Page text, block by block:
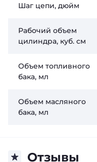
Шаг цепи, дюйм
Рабочий объем
цилиндра, куб. см
Объем топливного
бака, мл
Объем масляного
бака, мл
Отзывы